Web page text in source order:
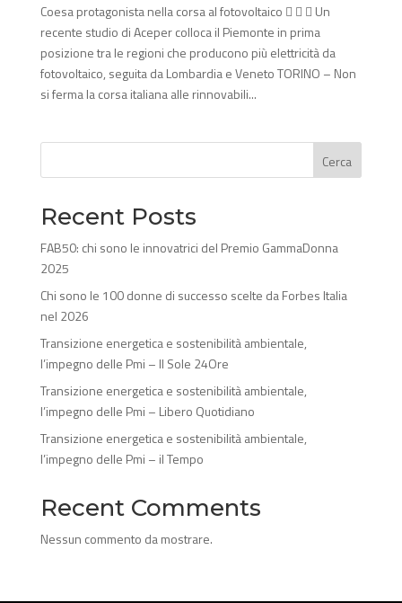
Coesa protagonista nella corsa al fotovoltaico    Un
recente studio di Aceper colloca il Piemonte in prima
posizione tra le regioni che producono più elettricità da
fotovoltaico, seguita da Lombardia e Veneto TORINO – Non
si ferma la corsa italiana alle rinnovabili...
Cerca
Recent Posts
FAB50: chi sono le innovatrici del Premio GammaDonna
2025
Chi sono le 100 donne di successo scelte da Forbes Italia
nel 2026
Transizione energetica e sostenibilità ambientale,
l’impegno delle Pmi – Il Sole 24Ore
Transizione energetica e sostenibilità ambientale,
l’impegno delle Pmi – Libero Quotidiano
Transizione energetica e sostenibilità ambientale,
l’impegno delle Pmi – il Tempo
Recent Comments
Nessun commento da mostrare.